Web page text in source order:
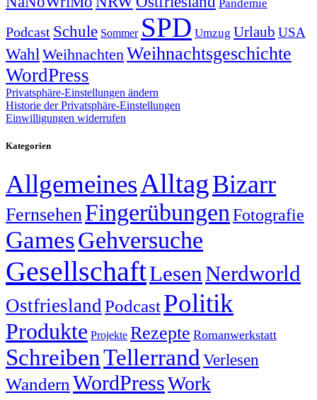
Pandemie
Podcast Schule Sommer SPD Umzug Urlaub USA
Wahl WeihnachtenWeihnachtsgeschichte
WordPress
Privatsphäre-Einstellungen ändern
Historie der Privatsphäre-Einstellungen
Einwilligungen widerrufen
Kategorien
AllgemeinesAlltagBizarr
FernsehenFingerübungen Fotografie
GamesGehversuche
GesellschaftLesenNerdworld
OstfrieslandPodcastPolitik
Produkte Projekte Rezepte Romanwerkstatt
SchreibenTellerrandVerlesen
Wandern WordPressWork